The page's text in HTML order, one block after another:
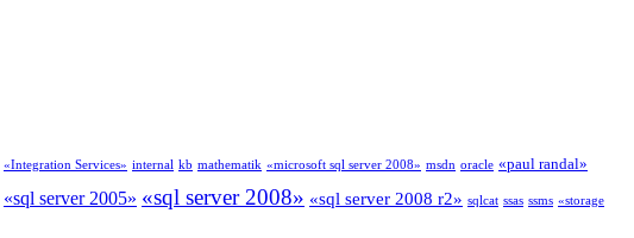
«Integration Services» internal kb mathematik «microsoft sql server 2008» msdn oracle «paul randal»
«sql server 2005» «sql server 2008» «sql server 2008 r2» sqlcat ssas ssms «storage